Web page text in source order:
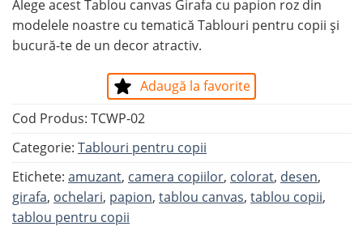
Alege acest Tablou canvas Girafa cu papion roz din
modelele noastre cu tematică Tablouri pentru copii și
bucură-te de un decor atractiv.
Adaugă la favorite
Cod Produs: TCWP-02
Categorie: Tablouri pentru copii
Etichete: amuzant, camera copiilor, colorat, desen,
girafa, ochelari, papion, tablou canvas, tablou copii,
tablou pentru copii